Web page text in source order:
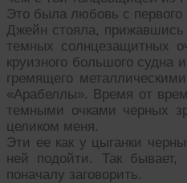
Это была любовь с первого
Джейн стояла, прижавшись
темных солнцезащитных
круизного большого судна
гремящего
«Арабеллы». Время от
темными очками черных
целиком меня.
Эти ее как у цыганки
ней подойти. Так
поначалу заговорить.